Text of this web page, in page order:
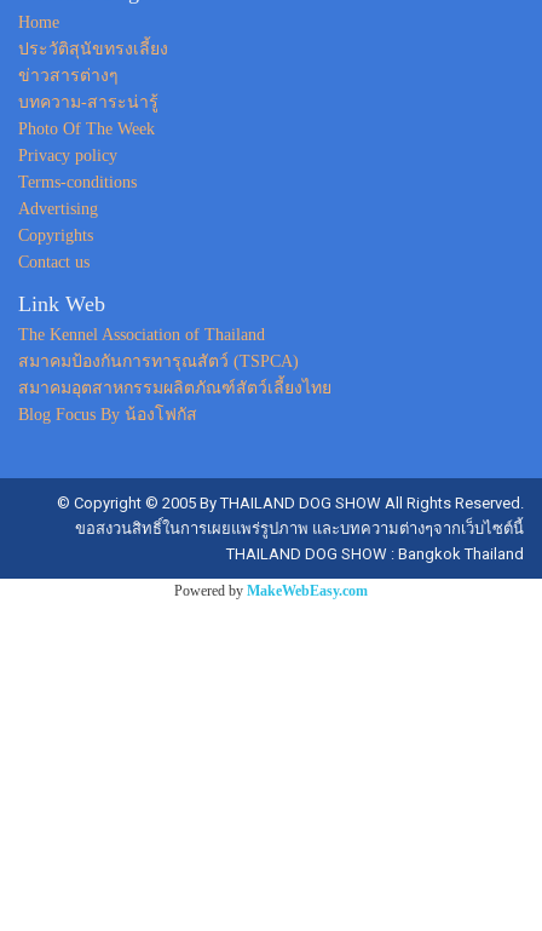
Home
ประวัติสุนัขทรงเลี้ยง
ข่าวสารต่างๆ
บทความ-สาระน่ารู้
Photo Of The Week
Privacy policy
Terms-conditions
Advertising
Copyrights
Contact us
Link Web
The Kennel Association of Thailand
สมาคมป้องกันการทารุณสัตว์ (TSPCA)
สมาคมอุตสาหกรรมผลิตภัณฑ์สัตว์เลี้ยงไทย
Blog Focus By น้องโฟกัส
© Copyright © 2005 By THAILAND DOG SHOW All Rights Reserved.
ขอสงวนสิทธิ์ในการเผยแพร่รูปภาพ และบทความต่างๆจากเว็บไซต์นี้
THAILAND DOG SHOW : Bangkok Thailand
Powered by MakeWebEasy.com